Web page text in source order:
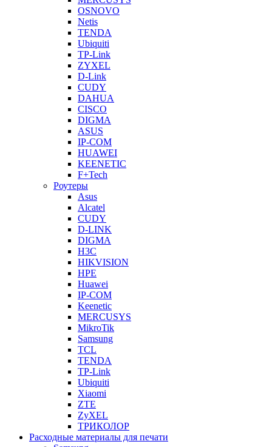
OSNOVO
Netis
TENDA
Ubiquiti
TP-Link
ZYXEL
D-Link
CUDY
DAHUA
CISCO
DIGMA
ASUS
IP-COM
HUAWEI
KEENETIC
F+Tech
Роутеры
Asus
Alcatel
CUDY
D-LINK
DIGMA
H3C
HIKVISION
HPE
Huawei
IP-COM
Keenetic
MERCUSYS
MikroTik
Samsung
TCL
TENDA
TP-Link
Ubiquiti
Xiaomi
ZTE
ZyXEL
ТРИКОЛОР
Расходные материалы для печати